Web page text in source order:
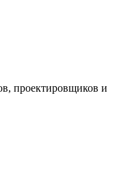
проектировщиков и